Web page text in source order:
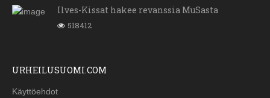
Ilves-Kissat hakee revanssia MuSasta
518412
URHEILUSUOMI.COM
Käyttöehdot